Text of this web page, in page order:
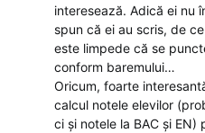
interesează. Adică ei nu
spun că ei au scris, de
este limpede că se
conform baremului…
Oricum, foarte
calcul notele elevilor
ci și notele la BAC și